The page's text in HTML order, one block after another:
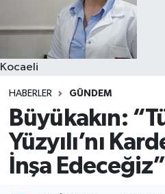
Kocaeli
HABERLER GÜNDEM
Büyükakın:
Yüzyılı’nı
İnşa Edeceğiz”